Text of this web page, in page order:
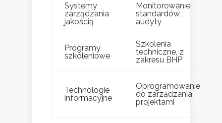
Systemy
zarządzania
jakością
Monitorowanie
standardów,
audyty
Programy
szkoleniowe
Szkolenia
techniczne, z
zakresu BHP
Technologie
informacyjne
Oprogramowanie
do zarządzania
projektami